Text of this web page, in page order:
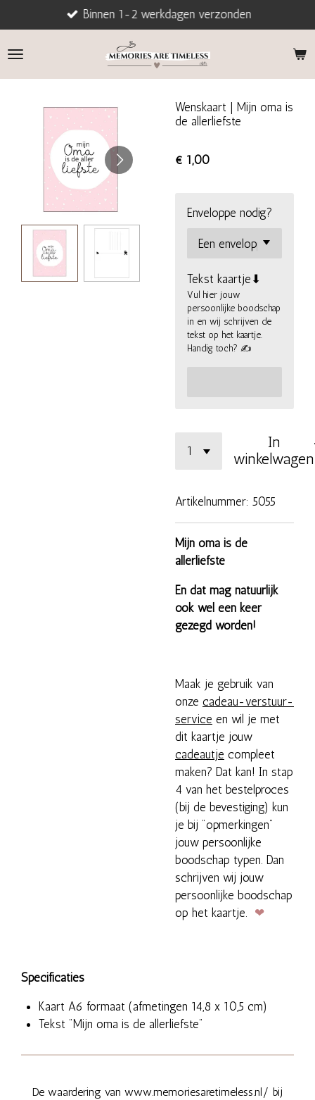
direct
naar
Binnen 1-2 werkdagen verzonden
Wenskaart | Mijn oma is
de allerliefste
€ 1,00
Enveloppe nodig?
Tekst kaartje⬇
Vul hier jouw
persoonlijke boodschap
in en wij schrijven de
tekst op het kaartje.
Handig toch? ✍
In
winkelwagen
Artikelnummer: 5055
Mijn oma is de
allerliefste
En dat mag natuurlijk
ook wel een keer
gezegd worden!
Maak je gebruik van
onze cadeau-verstuur-
service en wil je met
dit kaartje jouw
cadeautje compleet
maken? Dat kan! In stap
4 van het bestelproces
(bij de bevestiging) kun
je bij "opmerkingen"
jouw persoonlijke
boodschap typen. Dan
schrijven wij jouw
persoonlijke boodschap
op het kaartje. ❤
Specificaties
Kaart A6 formaat (afmetingen 14,8 x 10,5 cm)
Tekst "Mijn oma is de allerliefste"
De waardering van www.memoriesaretimeless.nl/ bij